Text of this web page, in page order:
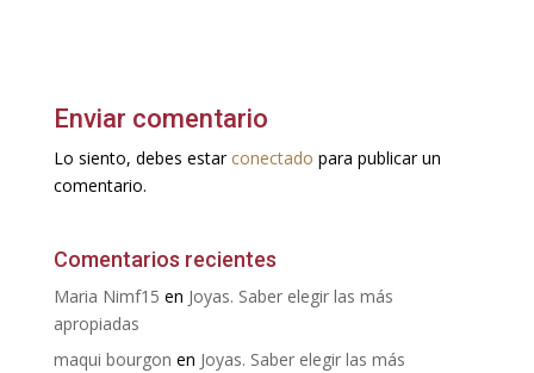
Enviar comentario
Lo siento, debes estar conectado para publicar un
comentario.
Comentarios recientes
Maria Nimf15 en Joyas. Saber elegir las más
apropiadas
maqui bourgon en Joyas. Saber elegir las más